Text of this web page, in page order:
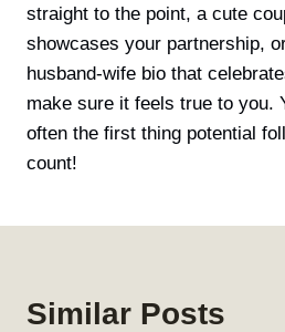
straight to the point, a cute
showcases your partnership,
husband-wife bio that
make sure it feels true to you.
often the first thing potential
count!
Similar Posts